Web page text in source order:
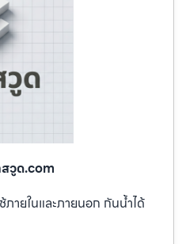
วูด.com
ายในและภายนอก กันน้ำได้